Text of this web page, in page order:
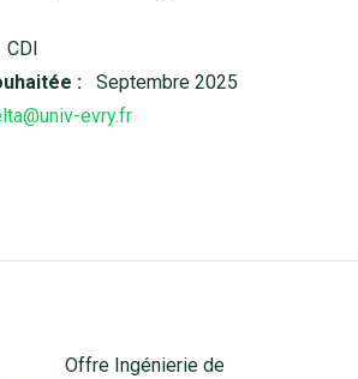
CDI
:
Septembre 2025
evry.fr
Offre Ingénierie de